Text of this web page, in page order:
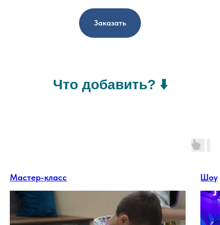
Заказать
Что добавить? ⬇️
Мастер-класс Шоу